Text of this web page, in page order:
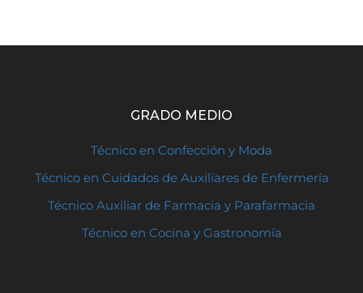
GRADO MEDIO
Técnico en Confección y Moda
Técnico en Cuidados de Auxiliares de Enfermería
Técnico Auxiliar de Farmacia y Parafarmacia
Técnico en Cocina y Gastronomía